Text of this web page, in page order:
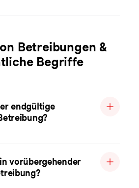
Betreibungen &
Begriffe
endgültige
vorübergehender